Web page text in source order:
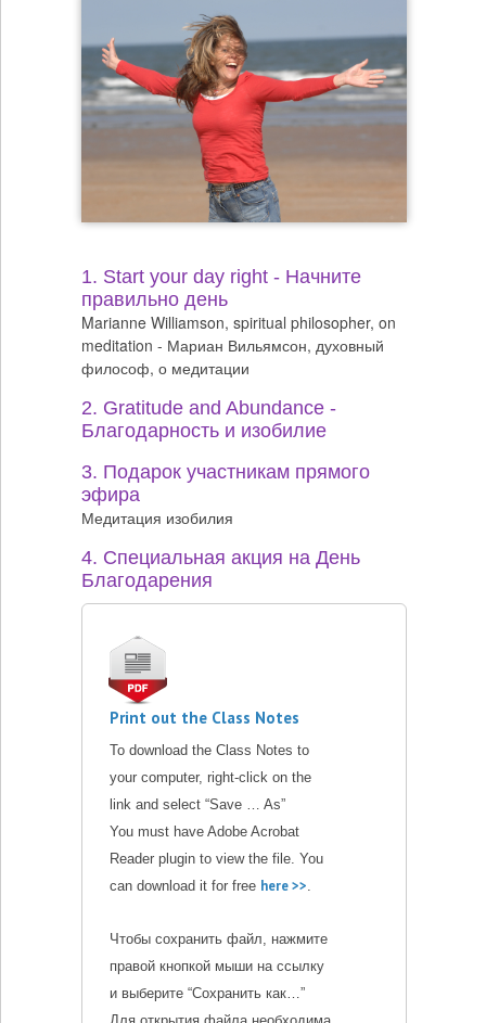
1. Start your day right - Начните
правильно день
Marianne Williamson, spiritual philosopher, on
meditation - Мариан Вильямсон, духовный
философ, о медитации
2. Gratitude and Abundance -
Благодарность и изобилие
3. Подарок участникам прямого
эфира
Медитация изобилия
4. Специальная акция на День
Благодарения
Print out the Class Notes
To download the Class Notes to
your computer, right-click on the
link and select “Save … As”
You must have Adobe Acrobat
Reader plugin to view the file. You
can download it for free here >>.
Чтобы сохранить файл, нажмите
правой кнопкой мыши на ссылку
и выберите “Сохранить как…”